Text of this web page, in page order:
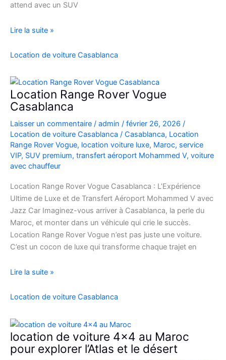
attend avec un SUV
Réservez
SUV
Luxe
à
l’Aéroport
V
Lire la suite »
Location de voiture Casablanca
Location Range Rover Vogue
Casablanca
Laisser un commentaire / admin / février 26, 2026 /
Location de voiture Casablanca / Casablanca, Location
Range Rover Vogue, location voiture luxe, Maroc, service
VIP, SUV premium, transfert aéroport Mohammed V, voiture
avec chauffeur
Location Range Rover Vogue Casablanca : L’Expérience
Ultime de Luxe et de Transfert Aéroport Mohammed V avec
Jazz Car Imaginez-vous arriver à Casablanca, la perle du
Maroc, et monter dans un véhicule qui crie le succès.
Location Range Rover Vogue n’est pas juste une voiture.
C’est un cocon de luxe qui transforme chaque trajet en
Location
Rover
Casablanca
Lire la suite »
Location de voiture Casablanca
location de voiture 4×4 au Maroc
pour explorer l’Atlas et le désert